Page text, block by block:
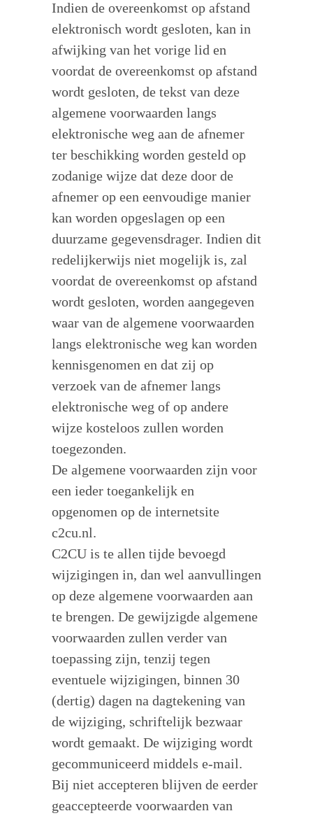
Indien de overeenkomst op afstand
elektronisch wordt gesloten, kan in
afwijking van het vorige lid en
voordat de overeenkomst op afstand
wordt gesloten, de tekst van deze
algemene voorwaarden langs
elektronische weg aan de afnemer
ter beschikking worden gesteld op
zodanige wijze dat deze door de
afnemer op een eenvoudige manier
kan worden opgeslagen op een
duurzame gegevensdrager. Indien dit
redelijkerwijs niet mogelijk is, zal
voordat de overeenkomst op afstand
wordt gesloten, worden aangegeven
waar van de algemene voorwaarden
langs elektronische weg kan worden
kennisgenomen en dat zij op
verzoek van de afnemer langs
elektronische weg of op andere
wijze kosteloos zullen worden
toegezonden.
De algemene voorwaarden zijn voor
een ieder toegankelijk en
opgenomen op de internetsite
c2cu.nl.
C2CU is te allen tijde bevoegd
wijzigingen in, dan wel aanvullingen
op deze algemene voorwaarden aan
te brengen. De gewijzigde algemene
voorwaarden zullen verder van
toepassing zijn, tenzij tegen
eventuele wijzigingen, binnen 30
(dertig) dagen na dagtekening van
de wijziging, schriftelijk bezwaar
wordt gemaakt. De wijziging wordt
gecommuniceerd middels e-mail.
Bij niet accepteren blijven de eerder
geaccepteerde voorwaarden van